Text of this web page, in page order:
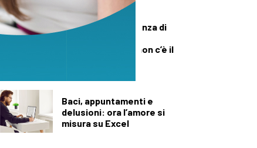
DEMOGRAFICA
Culle vuote e assenza di
neonata perché “non c’è il
Baci, appuntamenti e
delusioni: ora l’amore si
misura su Excel